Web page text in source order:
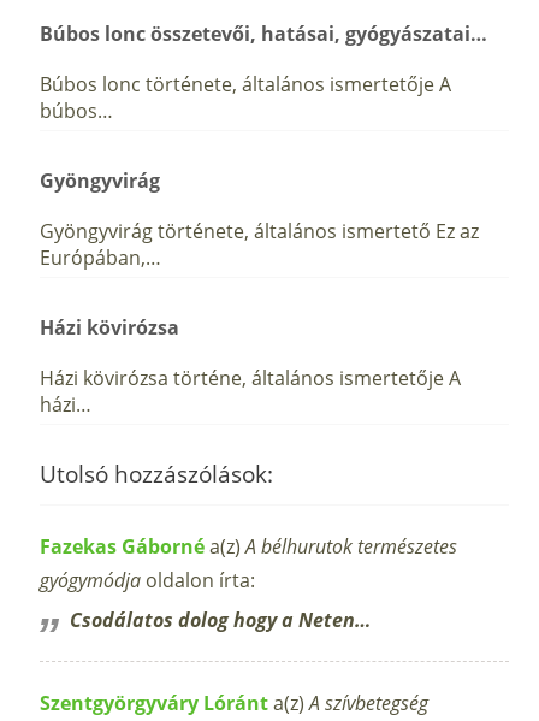
Búbos lonc összetevői, hatásai, gyógyászatai…
Búbos lonc története, általános ismertetője A
búbos…
Gyöngyvirág
Gyöngyvirág története, általános ismertető Ez az
Európában,…
Házi kövirózsa
Házi kövirózsa történe, általános ismertetője A
házi…
Utolsó hozzászólások:
Fazekas Gábornéa(z)A bélhurutok természetes
gyógymódja oldalon írta:
Csodálatos dolog hogy a Neten…
Szentgyörgyváry Lóránta(z)A szívbetegség